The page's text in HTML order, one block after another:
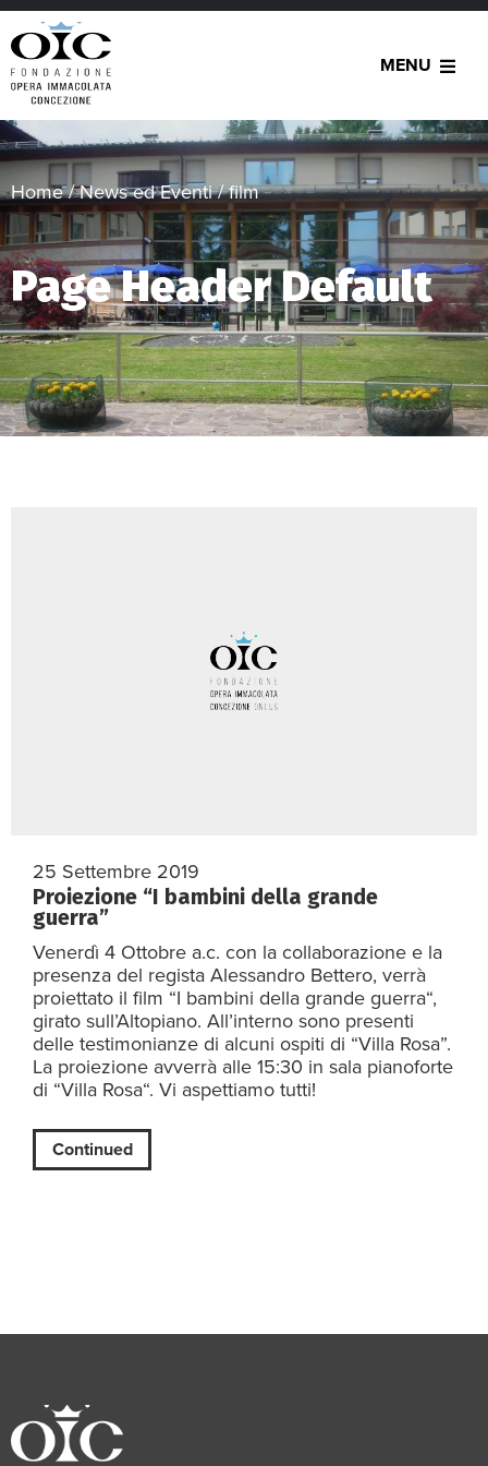
MENU
Home/News ed Eventi/film
Page Header Default
25 Settembre 2019
Proiezione “I bambini della grande
guerra”
Venerdì 4 Ottobre a.c. con la collaborazione e la
presenza del regista Alessandro Bettero, verrà
proiettato il film “I bambini della grande guerra“,
girato sull’Altopiano. All’interno sono presenti
delle testimonianze di alcuni ospiti di “Villa Rosa”.
La proiezione avverrà alle 15:30 in sala pianoforte
di “Villa Rosa“. Vi aspettiamo tutti!
Continued